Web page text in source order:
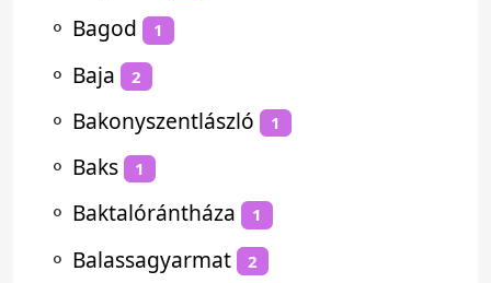
⚬ Bagod 1
⚬ Baja 2
⚬ Bakonyszentlászló 1
⚬ Baks 1
⚬ Baktalórántháza 1
⚬ Balassagyarmat 2